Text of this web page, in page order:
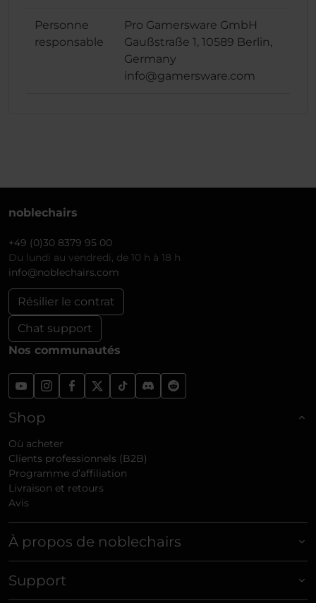
Personne
responsable
Pro Gamersware GmbH
Gaußstraße 1, 10589 Berlin,
Germany
info@gamersware.com
noblechairs
+49 (0)30 8379 95 00
Du lundi au vendredi, de 10 h à 18 h
info@noblechairs.com
Résilier le contrat
Chat support
Nos communautés
Shop
Où acheter
Clients professionnels (B2B)
Programme d’affiliation
Livraison et retours
Avis
À propos de noblechairs
Support